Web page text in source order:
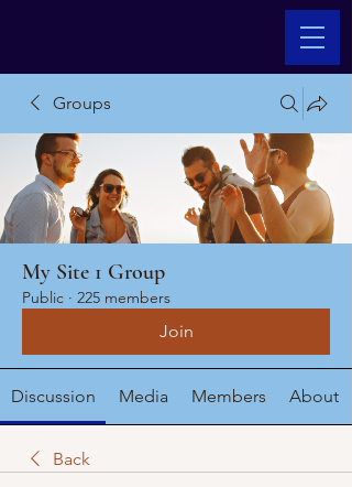
Groups
My Site 1 Group
Public · 225 members
Join
Discussion Media Members About
Back